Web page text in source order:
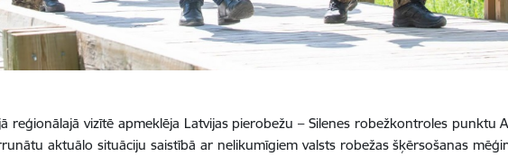
reģionālajā vizītē apmeklēja Latvijas pierobežu – Silenes robežkontroles punktu
aktuālo situāciju saistībā ar nelikumīgiem valsts robežas šķērsošanas